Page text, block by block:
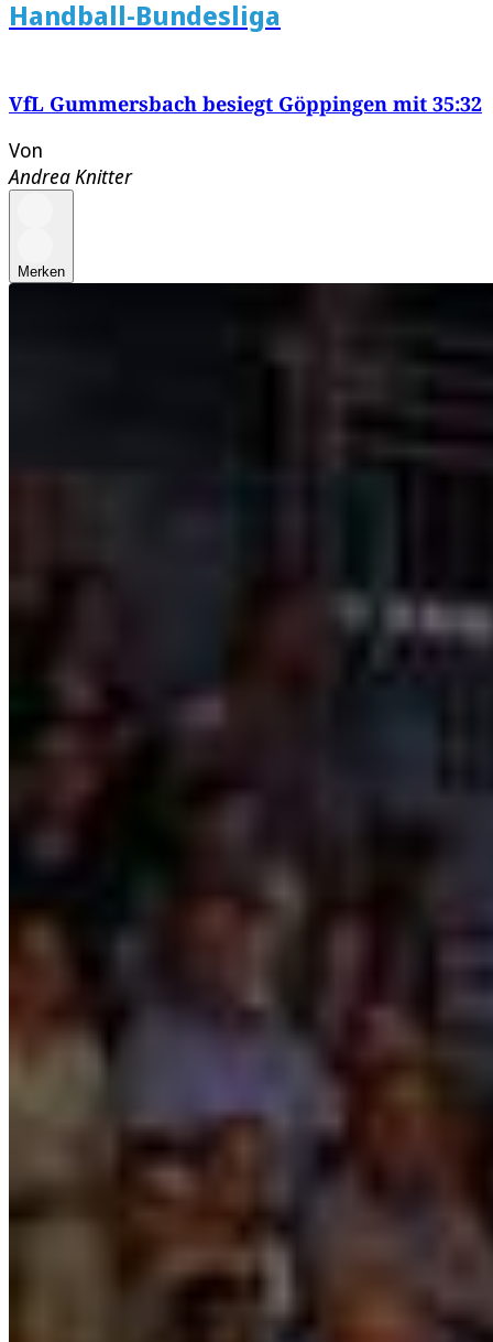
Handball-Bundesliga
VfL Gummersbach besiegt Göppingen mit 35:32
Von
Andrea Knitter
Merken